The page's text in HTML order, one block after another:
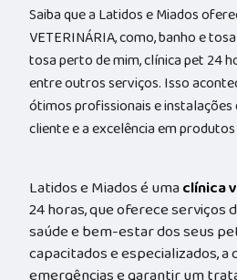
Saiba que a Latidos e Miados
VETERINÁRIA, como, banho e
tosa perto de mim, clínica pet 24
entre outros serviços. Isso
ótimos profissionais e instalações
cliente e a excelência em
Latidos e Miados é umaclínica
24 horas, que oferece serviços
saúde e bem-estar dos seus
capacitados e especializados,